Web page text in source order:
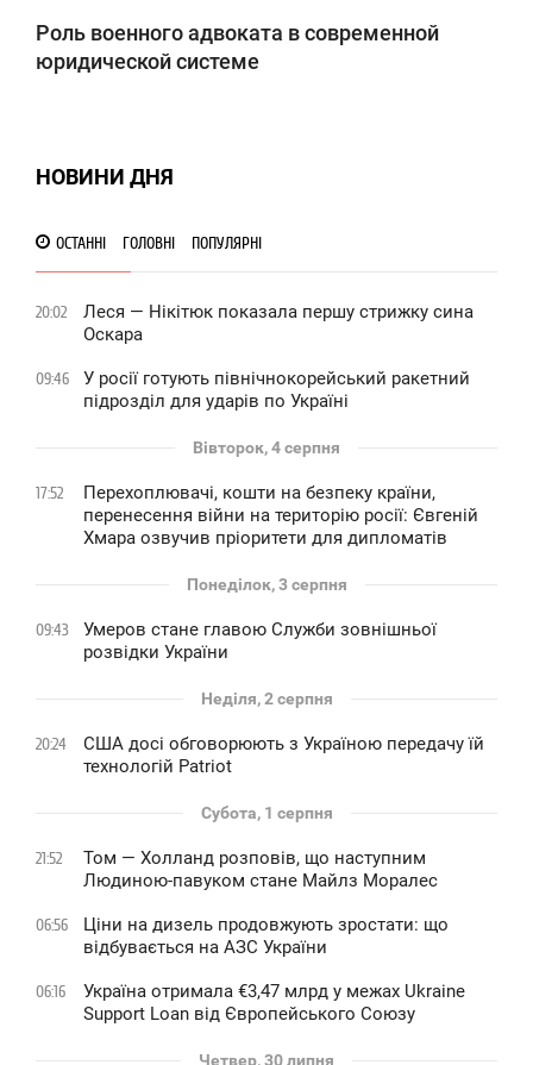
Роль военного адвоката в современной
юридической системе
НОВИНИ ДНЯ
ОСТАННІ ГОЛОВНІ ПОПУЛЯРНІ
20:02
Леся — Нікітюк показала першу стрижку сина
Оскара
09:46
У росії готують північнокорейський ракетний
підрозділ для ударів по Україні
Вівторок, 4 серпня
17:52
Перехоплювачі, кошти на безпеку країни,
перенесення війни на територію росії: Євгеній
Хмара озвучив пріоритети для дипломатів
Понеділок, 3 серпня
09:43
Умеров стане главою Служби зовнішньої
розвідки України
Неділя, 2 серпня
20:24
США досі обговорюють з Україною передачу їй
технологій Patriot
Субота, 1 серпня
21:52
Том — Холланд розповів, що наступним
Людиною-павуком стане Майлз Моралес
06:56
Ціни на дизель продовжують зростати: що
відбувається на АЗС України
06:16
Україна отримала €3,47 млрд у межах Ukraine
Support Loan від Європейського Союзу
Четвер, 30 липня